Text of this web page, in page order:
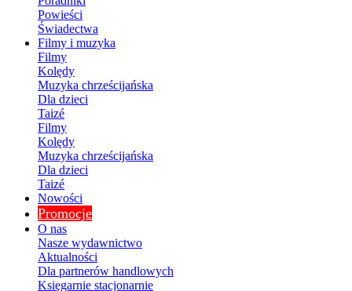
Powieści
Świadectwa
Filmy i muzyka
Filmy
Kolędy
Muzyka chrześcijańska
Dla dzieci
Taizé
Filmy
Kolędy
Muzyka chrześcijańska
Dla dzieci
Taizé
Nowości
Promocje
O nas
Nasze wydawnictwo
Aktualności
Dla partnerów handlowych
Księgarnie stacjonarnie